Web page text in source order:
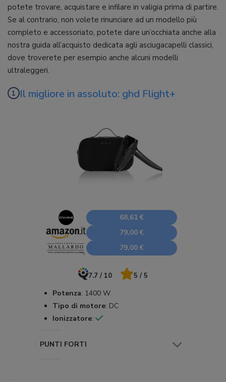
potete trovare, acquistare e infilare in valigia prima di partire.
Se al contrario, non volete rinunciare ad un modello più
completo e accessoriato, potete dare un’occhiata anche alla
nostra guida all’acquisto dedicata agli asciugacapelli classici,
dove troverete per esempio anche alcuni modelli
ultraleggeri.
Il migliore in assoluto: ghd Flight+
68,61 €
79,00 €
79,00 €
7.7 / 10 5 / 5
Potenza: 1400 W
Tipo di motore: DC
Ionizzatore:
PUNTI FORTI